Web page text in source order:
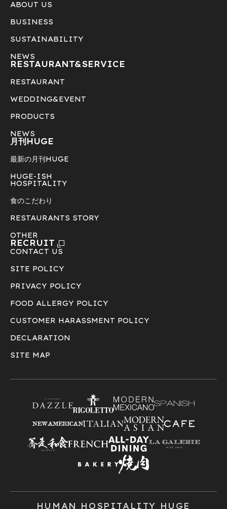
ABOUT US
BUSINESS
SUSTAINABILITY
NEWS
RESTAURANT&SERVICE
RESTAURANT
WEDDING&EVENT
PRODUCTS
NEWS
月刊HUGE
最新の月刊HUGE
HUGE-ISH
HOSPITALITY
食のこだわり
RESTAURANTS STORY
OTHER
RECRUIT
CONTACT US
SITE POLICY
PRIVACY POLICY
FOOD ALLERGY POLICY
CUSTOMER HARASSMENT POLICY
DECLARATION
SITE MAP
HUMAN HOSPITALITY HUGE